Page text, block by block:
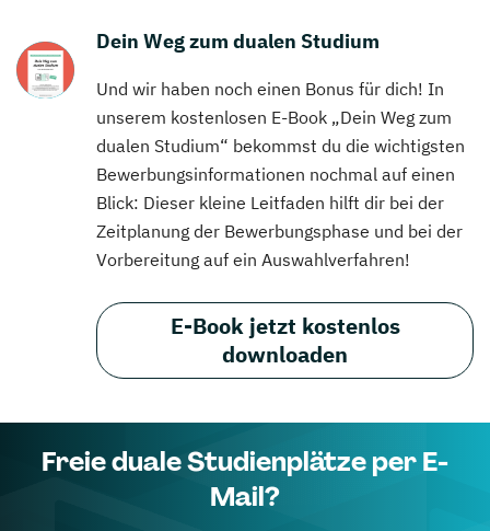
Dein Weg zum dualen Studium
Und wir haben noch einen Bonus für dich! In
unserem kostenlosen E-Book „Dein Weg zum
dualen Studium“ bekommst du die wichtigsten
Bewerbungsinformationen nochmal auf einen
Blick: Dieser kleine Leitfaden hilft dir bei der
Zeitplanung der Bewerbungsphase und bei der
Vorbereitung auf ein Auswahlverfahren!
E-Book jetzt kostenlos
downloaden
Freie duale Studienplätze per E-
Mail?